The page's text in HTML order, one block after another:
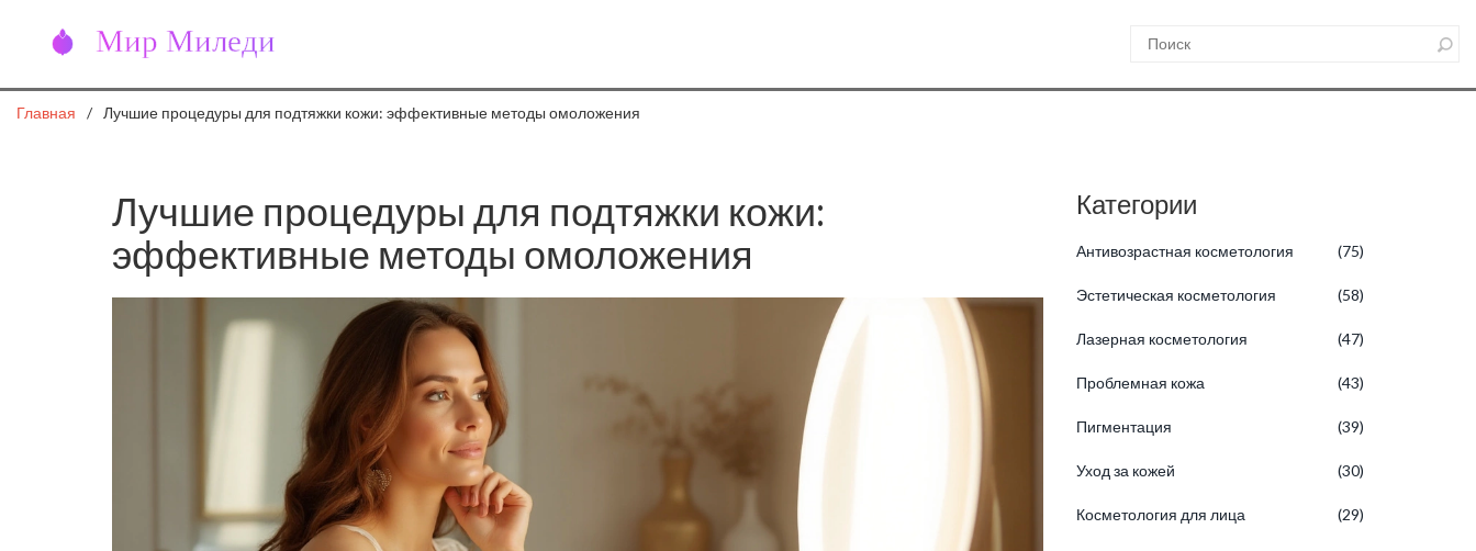
Главная Лучшие процедуры для подтяжки кожи: эффективные методы омоложения
Лучшие процедуры для подтяжки кожи:
эффективные методы омоложения
Категории
Антивозрастная косметология (75)
Эстетическая косметология (58)
Лазерная косметология (47)
Проблемная кожа (43)
Пигментация (39)
Уход за кожей (30)
Косметология для лица (29)